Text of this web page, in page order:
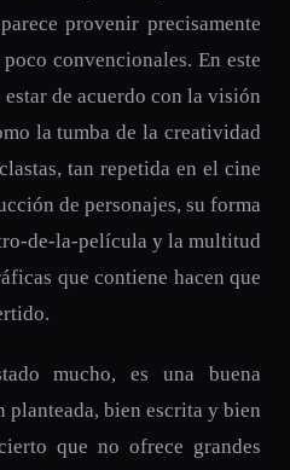
provenir precisamente
convencionales. En este
de acuerdo con la visión
la tumba de la creatividad
tan repetida en el cine
de personajes, su forma
de-la-película y la multitud
que contiene hacen que
mucho, es una buena
bien escrita y bien
que no ofrece grandes